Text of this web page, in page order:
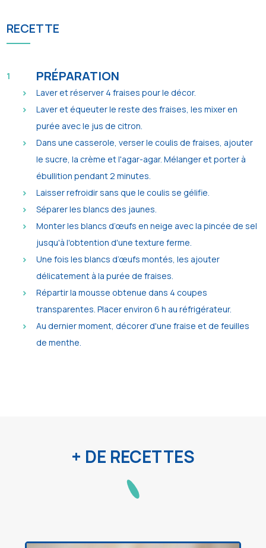
RECETTE
PRÉPARATION
Laver et réserver 4 fraises pour le décor.
Laver et équeuter le reste des fraises, les mixer en
purée avec le jus de citron.
Dans une casserole, verser le coulis de fraises, ajouter
le sucre, la crème et l'agar-agar. Mélanger et porter à
ébullition pendant 2 minutes.
Laisser refroidir sans que le coulis se gélifie.
Séparer les blancs des jaunes.
Monter les blancs d’œufs en neige avec la pincée de sel
jusqu'à l'obtention d'une texture ferme.
Une fois les blancs d’œufs montés, les ajouter
délicatement à la purée de fraises.
Répartir la mousse obtenue dans 4 coupes
transparentes. Placer environ 6 h au réfrigérateur.
Au dernier moment, décorer d'une fraise et de feuilles
de menthe.
+ DE RECETTES